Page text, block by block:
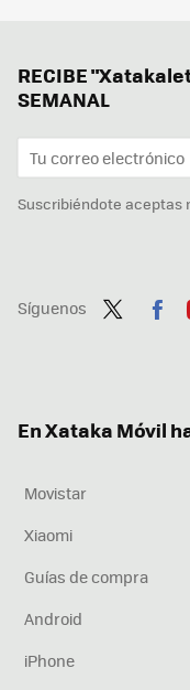
RECIBE
SEMANAL
Suscribiéndote aceptas
Síguenos
En Xataka Móvil
Movistar
Xiaomi
Guías de compra
Android
iPhone